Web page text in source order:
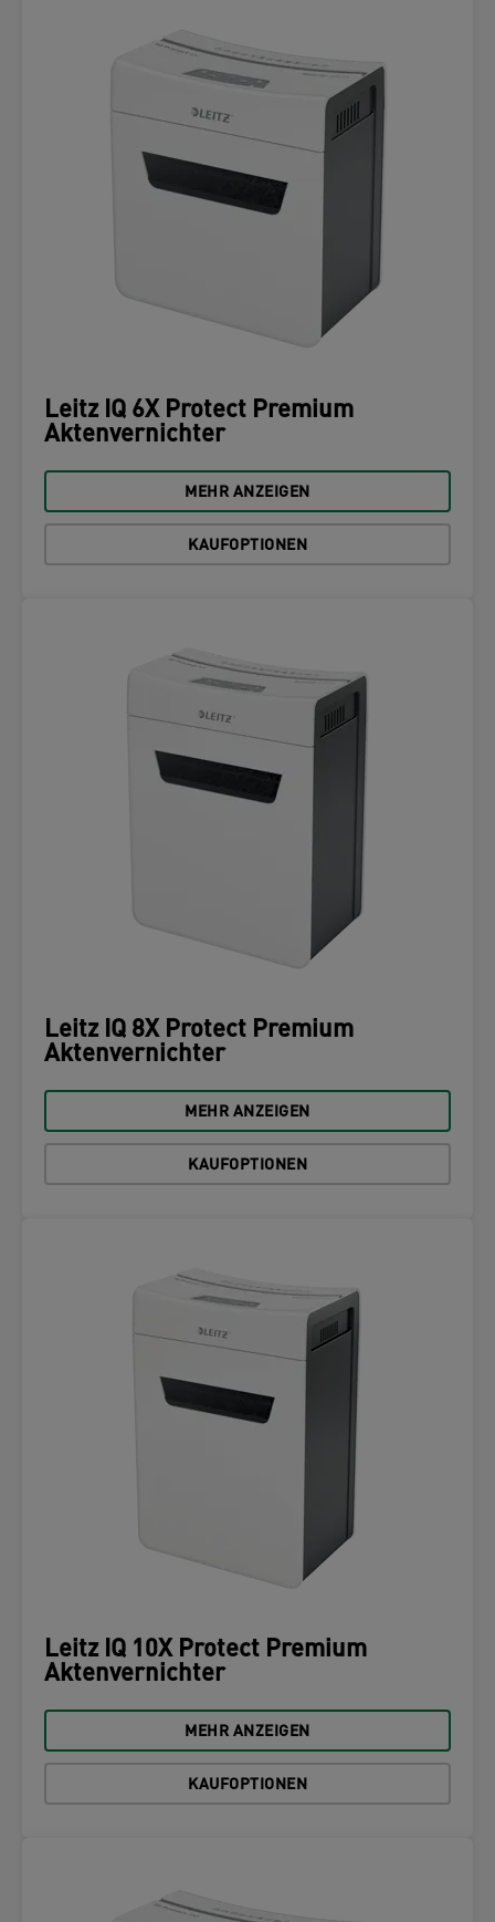
Leitz IQ 6X Protect Premium
Aktenvernichter
MEHR ANZEIGEN
KAUFOPTIONEN
Leitz IQ 8X Protect Premium
Aktenvernichter
MEHR ANZEIGEN
KAUFOPTIONEN
Leitz IQ 10X Protect Premium
Aktenvernichter
MEHR ANZEIGEN
KAUFOPTIONEN